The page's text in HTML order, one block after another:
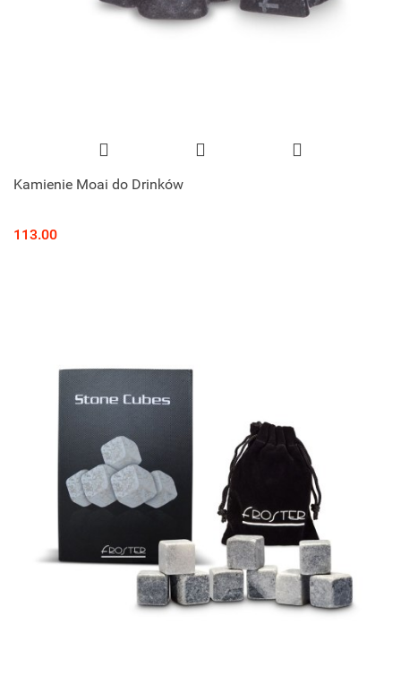
Kamienie Moai do Drinków
113.00